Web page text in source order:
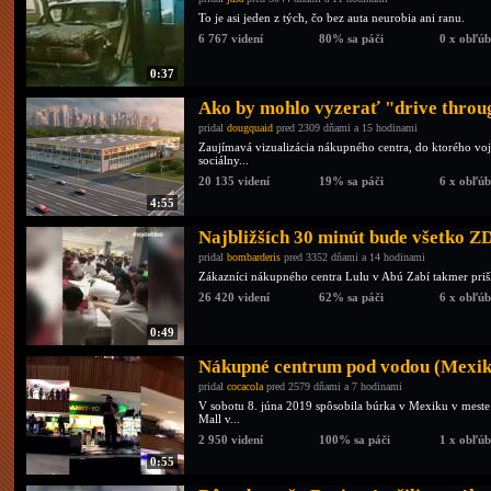
0:37
To je asi jeden z tých, čo bez auta neurobia ani ranu.
6 767 videní
80% sa páči 0 x
4:55
Ako by mohlo vyzerať "drive
pridal dougquaid pred 2309 dňami a 15 hodinami
Zaujímavá vizualizácia nákupného centra, do ktorého
sociálny...
20 135 videní
19% sa páči 6 x
0:49
Najbližších 30 minút bude všetko
pridal bombarderis pred 3352 dňami a 14 hodinami
Zákazníci nákupného centra Lulu v Abú Zabí takmer
26 420 videní
62% sa páči 6 x
0:55
Nákupné centrum pod vodou
pridal cocacola pred 2579 dňami a 7 hodinami
V sobotu 8. júna 2019 spôsobila búrka v Mexiku v
Mall v...
2 950 videní
100% sa páči 1 x